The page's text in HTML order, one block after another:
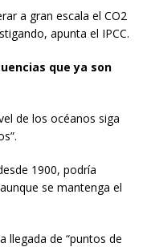
a gran escala el CO2
apunta el IPCC.
que ya son
de los océanos siga
1900, podría
se mantenga el
llegada de “puntos de